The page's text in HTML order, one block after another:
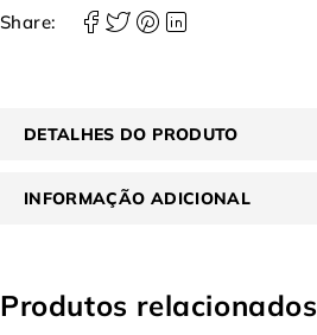
Share:
DETALHES DO PRODUTO
INFORMAÇÃO ADICIONAL
Produtos relacionados